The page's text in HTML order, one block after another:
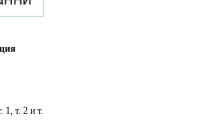
1, т. 2 и т.